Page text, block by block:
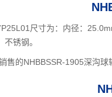
尺寸为：内径：
锈钢。
售的NHBBSSR-1905深沟